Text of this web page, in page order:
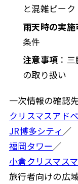
と混雑ピーク
雨天時の実施
条件
注意事項 ：
の取り扱い
一次情報の確認
クリスマスアド
JR博多シティ ／
福岡タワー／
小倉クリスマス
旅行者向けの広域